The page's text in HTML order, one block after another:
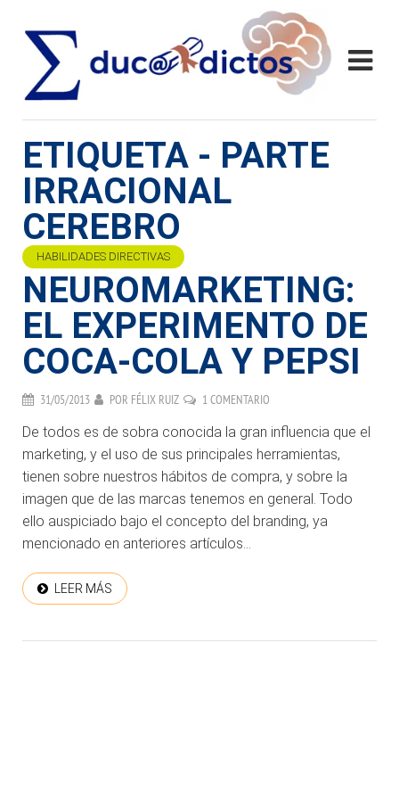
ETIQUETA - PARTE
IRRACIONAL
CEREBRO
HABILIDADES DIRECTIVAS
NEUROMARKETING:
EL EXPERIMENTO DE
COCA-COLA Y PEPSI
31/05/2013 POR FÉLIX RUIZ 1 COMENTARIO
De todos es de sobra conocida la gran influencia que el
marketing, y el uso de sus principales herramientas,
tienen sobre nuestros hábitos de compra, y sobre la
imagen que de las marcas tenemos en general. Todo
ello auspiciado bajo el concepto del branding, ya
mencionado en anteriores artículos...
LEER MÁS